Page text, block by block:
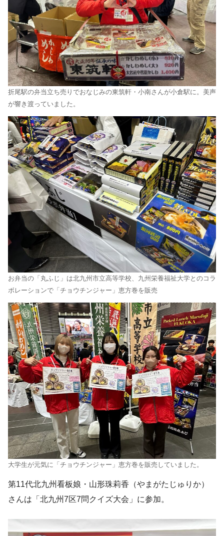
折尾駅の弁当立ち売りでおなじみの東筑軒・小南さんが小倉駅に。美声
が響き渡っていました。
お弁当の「丸ふじ」は北九州市⽴⾼等学校、九州栄養福祉⼤学とのコラ
ボレーションで「チョウチンジャー」恵方巻を販売
大学生が元気に「チョウチンジャー」恵方巻を販売していました。
第11代北九州看板娘・⼭形珠莉⾹（やまがたじゅりか）
さんは「北九州7区7問クイズ⼤会」に参加。